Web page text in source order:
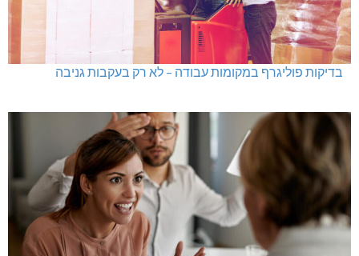
בדיקות פוליגרף במקומות עבודה – לא רק בעקבות גניבה